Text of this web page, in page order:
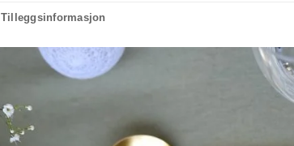
Tilleggsinformasjon